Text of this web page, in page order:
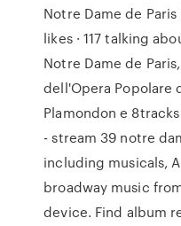
Notre Dame de
likes · 117 talking
Notre Dame de
dell'Opera Popolare
Plamondon e
- stream 39 notre
including musicals,
broadway music
device. Find album